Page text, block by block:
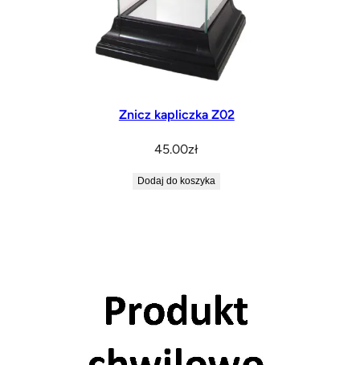
Znicz kapliczka Z02
45.00zł
Dodaj do koszyka